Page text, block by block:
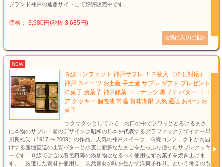
ブランド神戸の通販サイトにて好評販売中です。
価格： 3,980円(税抜 3,685円)
NEW
Ｇ線コンフェクト 神戸サブレ １２枚入 （のし対応）
神戸 スイーツ お土産 手土産 サブレ ギフト プレゼント
洋菓子 焼菓子 神戸銘菓 ココナッツ 黒ゴマ バター ココ
ア クッキー 個包装 常温 賞味期限 人気 通販 おやつ お
菓子
サクサクッとしていて、お口の中でフワッととろけるまさ
に本物のサブレ！箱のデザインは昭和の日本を代表するグラフィックデザイナー早
川良雄氏（1917 〜 2009）の作品。人気の神戸スイーツ、Ｇ線コンフェクトがお届
けする産地直送の上質バターと小麦に新鮮なたまごをたっぷり使ったサブレクッキ
ーです！Ｇ線では合成着色料等の添加物はなるべく使用せずお菓子を焼き上げま
す。「厳選した素材を使用し、天然素材の味を生かす洋菓子作り」という考えのも